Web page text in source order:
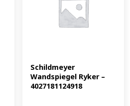
Schildmeyer
Wandspiegel Ryker –
4027181124918